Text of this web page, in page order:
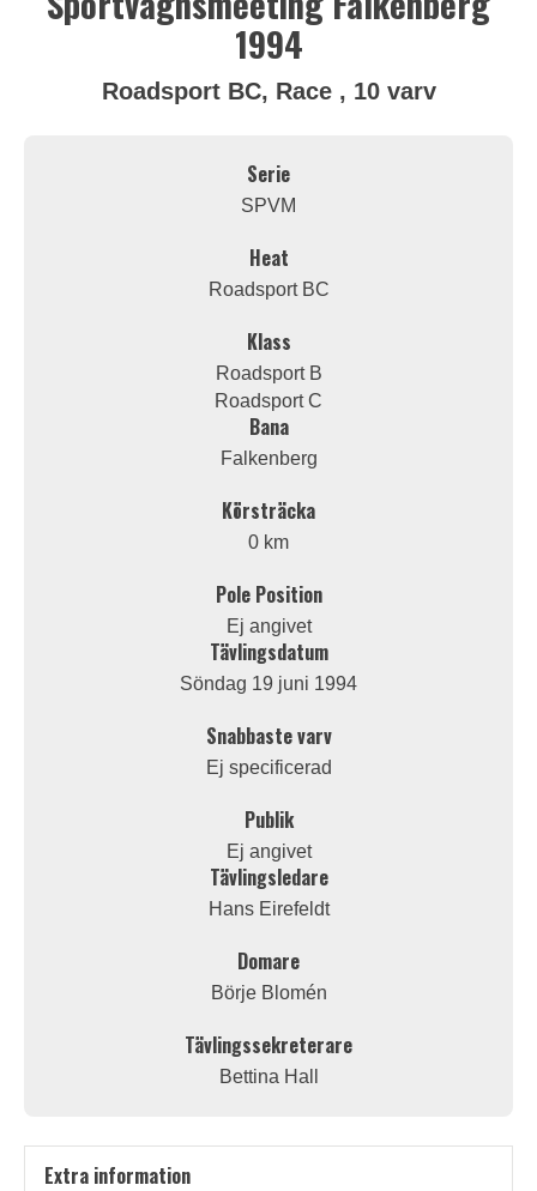
1994
Roadsport BC, Race , 10 varv
Serie
SPVM
Heat
Roadsport BC
Klass
Roadsport B
Roadsport C
Bana
Falkenberg
Körsträcka
0 km
Pole Position
Ej angivet
Tävlingsdatum
Söndag 19 juni 1994
Snabbaste varv
Ej specificerad
Publik
Ej angivet
Tävlingsledare
Hans Eirefeldt
Domare
Börje Blomén
Tävlingssekreterare
Bettina Hall
Extra information